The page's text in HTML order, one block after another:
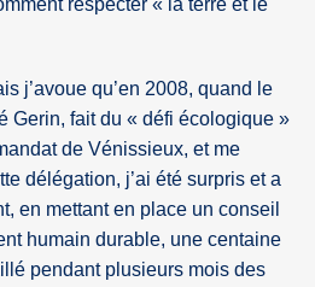
j’avoue qu’en 2008, quand le
Gerin, fait du « défi écologique »
de Vénissieux, et me
délégation, j’ai été surpris et a
en mettant en place un conseil
humain durable, une centaine
pendant plusieurs mois des